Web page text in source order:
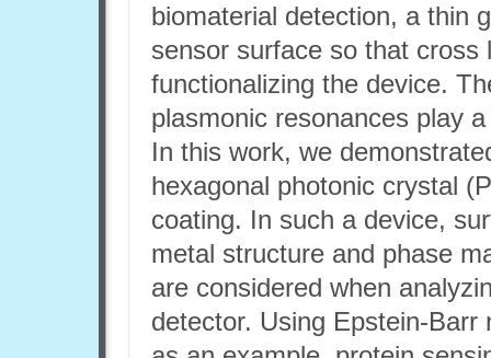
biomaterial detection, a thin
sensor surface so that cross
functionalizing the device.
plasmonic resonances play
In this work, we
hexagonal photonic crystal
coating. In such a device,
metal structure and phase
are considered when
detector. Using Epstein-